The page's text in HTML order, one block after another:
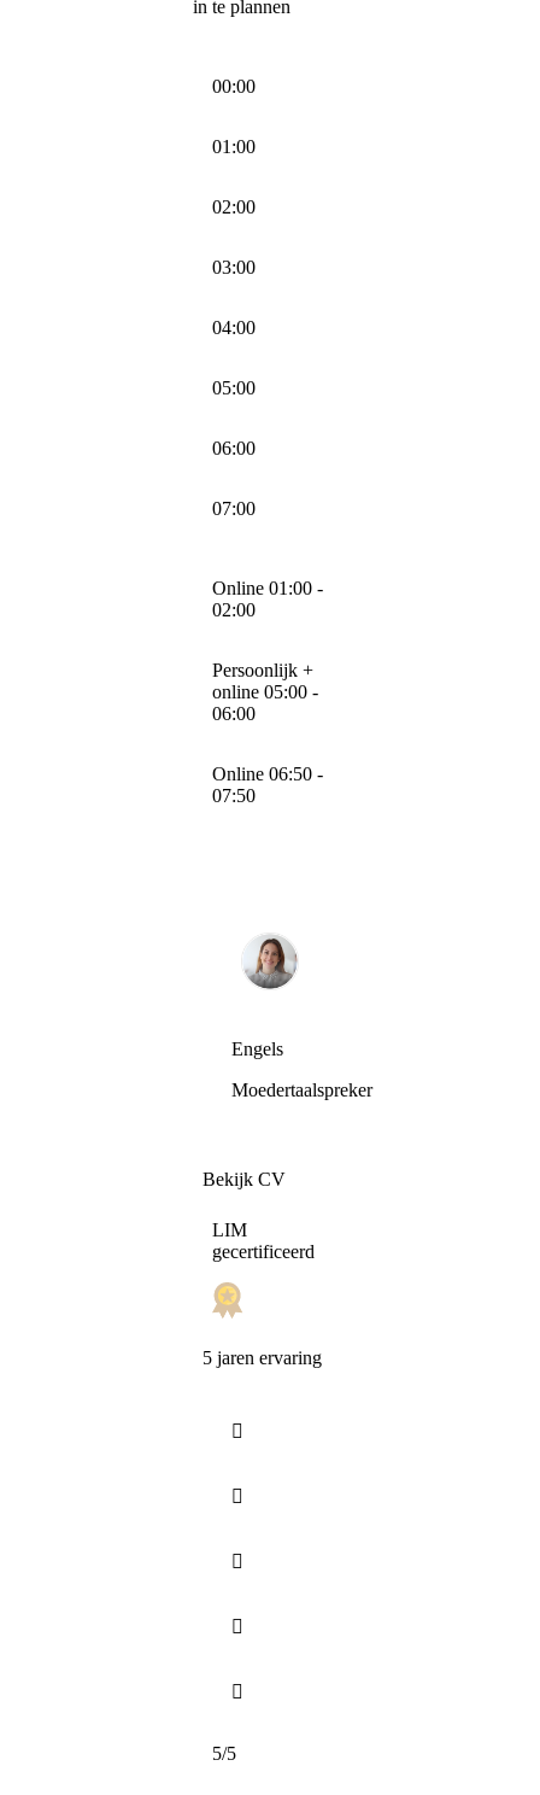
in te plannen
00:00
01:00
02:00
03:00
04:00
05:00
06:00
07:00
Online 01:00 -
02:00
Persoonlijk +
online 05:00 -
06:00
Online 06:50 -
07:50
Engels
Moedertaalspreker
Bekijk CV
LIM
gecertificeerd
5 jaren ervaring





5/5